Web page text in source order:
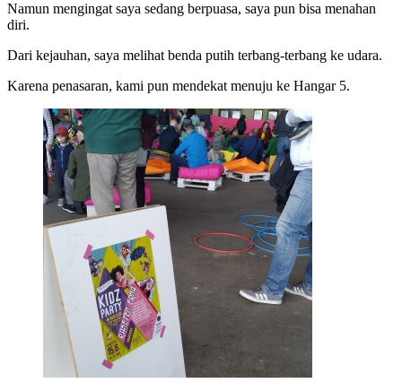
Namun mengingat saya sedang berpuasa, saya pun bisa menahan
diri.
Dari kejauhan, saya melihat benda putih terbang-terbang ke udara.
Karena penasaran, kami pun mendekat menuju ke Hangar 5.